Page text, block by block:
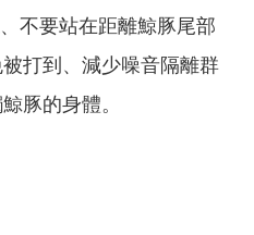
不要站在距離鯨豚尾部
打到、減少噪音隔離群
豚的身體。